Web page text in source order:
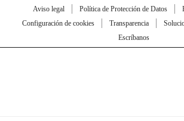
Aviso legal Política de Protección de Datos
Configuración de cookies
Transparencia
Escríbanos